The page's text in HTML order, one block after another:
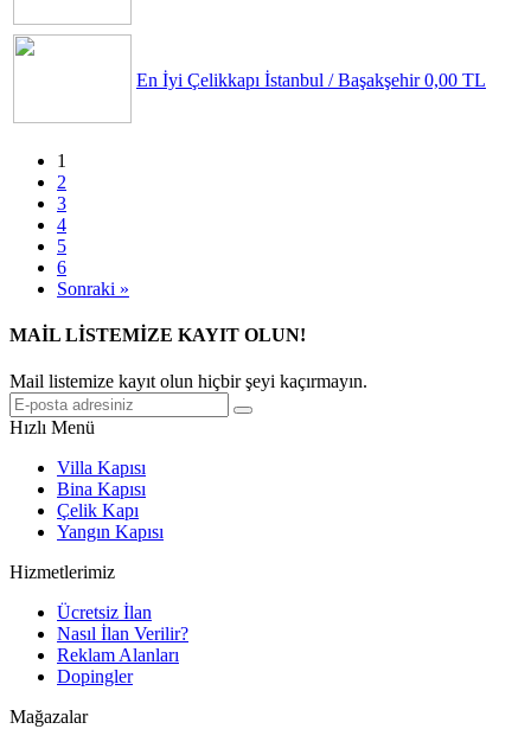
En İyi Çelikkapı İstanbul / Başakşehir 0,00 TL
1
2
3
4
5
6
Sonraki »
MAİL LİSTEMİZE KAYIT OLUN!
Mail listemize kayıt olun hiçbir şeyi kaçırmayın.
Hızlı Menü
Villa Kapısı
Bina Kapısı
Çelik Kapı
Yangın Kapısı
Hizmetlerimiz
Ücretsiz İlan
Nasıl İlan Verilir?
Reklam Alanları
Dopingler
Mağazalar